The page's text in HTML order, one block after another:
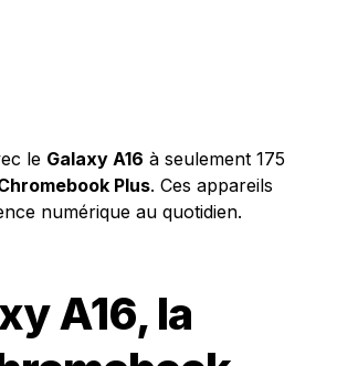
le Galaxy A16 à seulement 175
Plus. Ces appareils
numérique au quotidien.
A16, la